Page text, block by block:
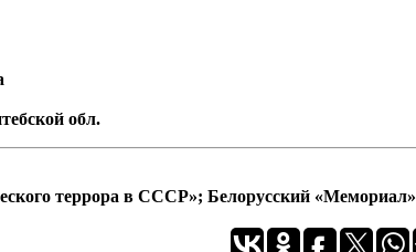
обл.
террора в СССР»; Белорусский «Мемориал»